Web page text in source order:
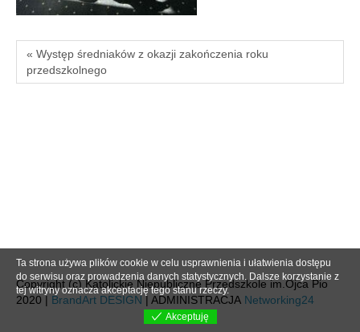
« Występ średniaków z okazji zakończenia roku
przedszkolnego
Copyright (c) Katolickie Niepubliczne Przedszkole im.Ojca Pio
2020 | BrandArt DESIGN | ADMINISTRACJA Networking24
Ta strona używa plików cookie w celu usprawnienia i ułatwienia dostępu
do serwisu oraz prowadzenia danych statystycznych. Dalsze korzystanie z
tej witryny oznacza akceptację tego stanu rzeczy.
Akceptuję